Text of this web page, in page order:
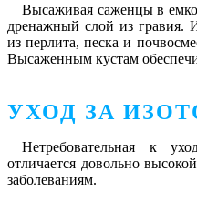
Высаживая саженцы в
дренажный слой из гравия.
из перлита, песка и
Высаженным кустам
УХОД ЗА
Нетребовательная к
отличается довольно
заболеваниям.